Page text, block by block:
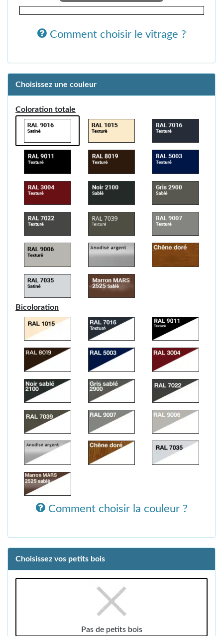
Comment choisir le vitrage ?
Choisissez une couleur
Coloration totale
Bicoloration
Comment choisir la couleur ?
Choisissez vos petits bois
Pas de petits bois